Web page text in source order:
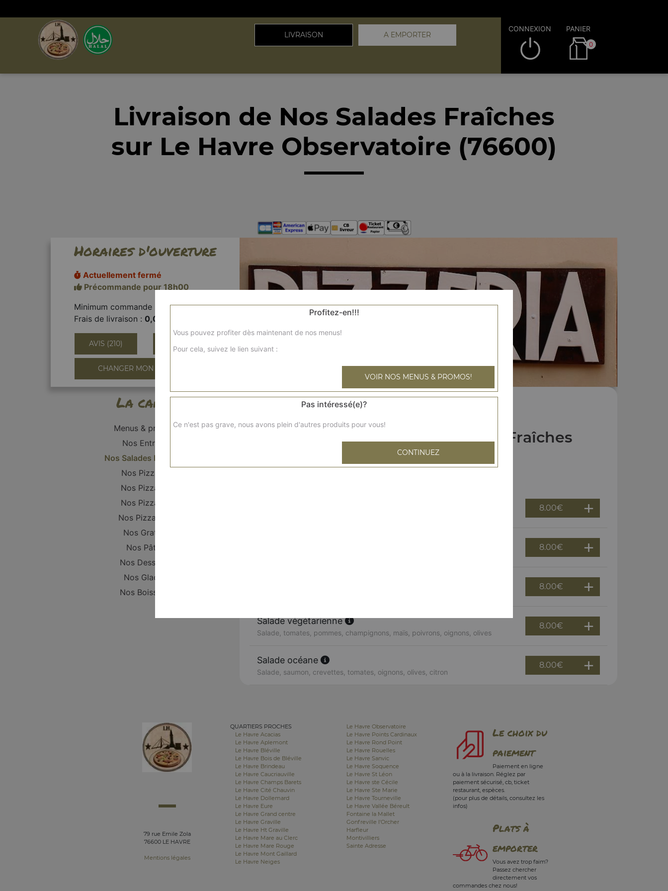
LIVRAISON A EMPORTER
CONNEXION PANIER
0
Livraison de Nos Salades Fraîches
sur Le Havre Observatoire (76600)
Horaires d'ouverture
Actuellement fermé
Précommande pour 18h00
Minimum commande :
14,00€
Frais de livraison : 0,00€
AVIS (210)
CHANGER MON QUARTIER
La carte
Menus & promos
Nos Entrées
Nos Salades Fraîches
Nos Pizzanis
Nos Pizzas S
Nos Pizzas L
Nos Pizzas XL
Nos Gratins
Nos Pâtes
Nos Desserts
Nos Glaces
Nos Boissons
Nos Salades Fraîches
8.00€
8.00€
8.00€
Salade végétarienne
Salade, tomates, pommes, champignons, maïs, poivrons, oignons, olives
8.00€
Salade océane
Salade, saumon, crevettes, tomates, oignons, olives, citron
8.00€
79 rue Emile Zola
76600 LE HAVRE
Mentions légales
QUARTIERS PROCHES
Le Havre Acacias
Le Havre Aplemont
Le Havre Bléville
Le Havre Bois de Bléville
Le Havre Brindeau
Le Havre Caucriauville
Le Havre Champs Barets
Le Havre Cité Chauvin
Le Havre Dollemard
Le Havre Eure
Le Havre Grand centre
Le Havre Graville
Le Havre Ht Graville
Le Havre Mare au Clerc
Le Havre Mare Rouge
Le Havre Mont Gaillard
Le Havre Neiges
Le Havre Observatoire
Le Havre Points Cardinaux
Le Havre Rond Point
Le Havre Rouelles
Le Havre Sanvic
Le Havre Soquence
Le Havre St Léon
Le Havre ste Cécile
Le Havre Ste Marie
Le Havre Tourneville
Le Havre Vallée Béreult
Fontaine la Mallet
Gonfreville l'Orcher
Harfleur
Montivilliers
Sainte Adresse
Le choix du
paiement
Paiement en ligne
ou à la livraison. Réglez par
paiement sécurisé, cb, ticket
restaurant, espèces.
(pour plus de détails, consultez les
infos)
Plats à
emporter
Vous avez trop faim?
Passez chercher
directement vos
commandes chez nous!
Profitez-en!!!
Vous pouvez profiter dès maintenant de nos menus!
Pour cela, suivez le lien suivant :
VOIR NOS MENUS & PROMOS!
Pas intéressé(e)?
Ce n'est pas grave, nous avons plein d'autres produits pour vous!
CONTINUEZ